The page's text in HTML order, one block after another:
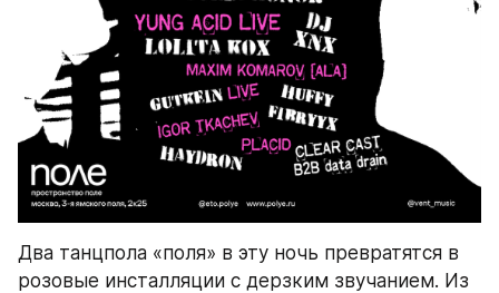
Два танцпола «поля» в эту ночь превратятся в
розовые инсталляции с дерзким звучанием. Из